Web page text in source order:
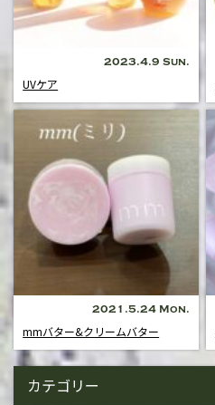
2023.4.9 Sun.
UVケア
2021.5.24 Mon.
mmバター&クリームバター
カテゴリー